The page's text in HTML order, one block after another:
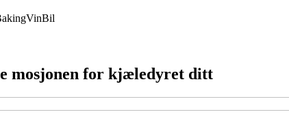
VinBil
mosjonen for kjæledyret ditt